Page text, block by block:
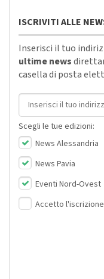
ISCRIVITI ALLE
Inserisci il tuo
ultime news
casella di posta
Indirizzo email
Scegli le tue edizioni:
News Alessandria
News Pavia
Eventi Nord-Ovest
Accetto